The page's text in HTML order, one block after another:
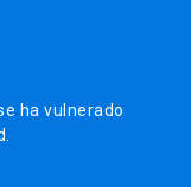
ha vulnerado